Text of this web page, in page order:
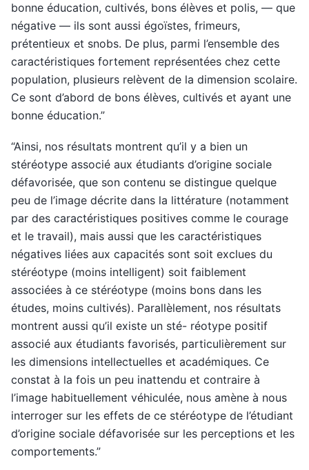
bonne éducation, cultivés, bons élèves et polis, — que
négative — ils sont aussi égoïstes, frimeurs,
prétentieux et snobs. De plus, parmi l’ensemble des
caractéristiques fortement représentées chez cette
population, plusieurs relèvent de la dimension scolaire.
Ce sont d’abord de bons élèves, cultivés et ayant une
bonne éducation.”
“Ainsi, nos résultats montrent qu’il y a bien un
stéréotype associé aux étudiants d’origine sociale
défavorisée, que son contenu se distingue quelque
peu de l’image décrite dans la littérature (notamment
par des caractéristiques positives comme le courage
et le travail), mais aussi que les caractéristiques
négatives liées aux capacités sont soit exclues du
stéréotype (moins intelligent) soit faiblement
associées à ce stéréotype (moins bons dans les
études, moins cultivés). Parallèlement, nos résultats
montrent aussi qu’il existe un sté- réotype positif
associé aux étudiants favorisés, particulièrement sur
les dimensions intellectuelles et académiques. Ce
constat à la fois un peu inattendu et contraire à
l’image habituellement véhiculée, nous amène à nous
interroger sur les effets de ce stéréotype de l’étudiant
d’origine sociale défavorisée sur les perceptions et les
comportements.”